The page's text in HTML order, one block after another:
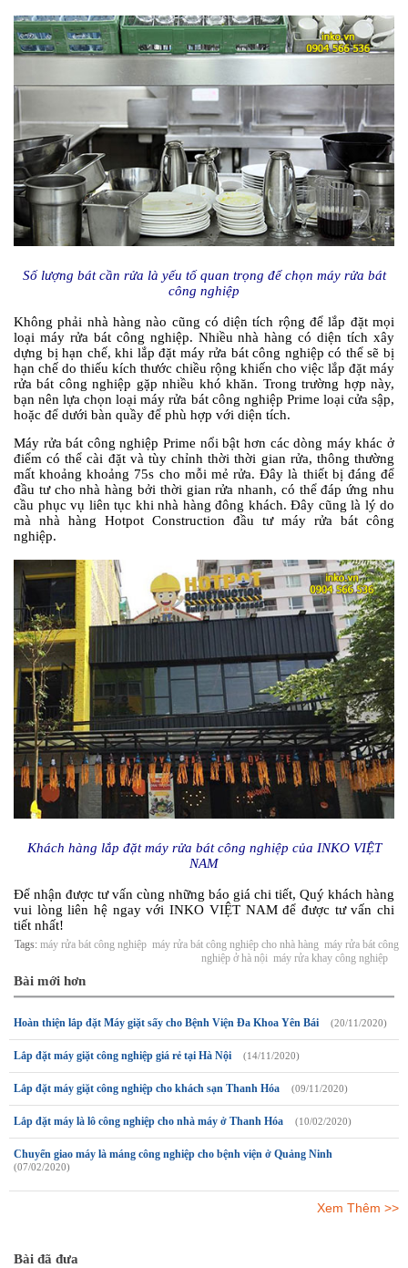
Số lượng bát cần rửa là yếu tố quan trọng để chọn máy rửa bát
công nghiệp
Không phải nhà hàng nào cũng có diện tích rộng để lắp đặt mọi
loại máy rửa bát công nghiệp. Nhiều nhà hàng có diện tích xây
dựng bị hạn chế, khi lắp đặt máy rửa bát công nghiệp có thể sẽ bị
hạn chế do thiếu kích thước chiều rộng khiến cho việc lắp đặt máy
rửa bát công nghiệp gặp nhiều khó khăn. Trong trường hợp này,
bạn nên lựa chọn loại máy rửa bát công nghiệp Prime loại cửa sập,
hoặc để dưới bàn quầy để phù hợp với diện tích.
Máy rửa bát công nghiệp Prime nổi bật hơn các dòng máy khác ở
điểm có thể cài đặt và tùy chỉnh thời thời gian rửa, thông thường
mất khoảng khoảng 75s cho mỗi mẻ rửa. Đây là thiết bị đáng để
đầu tư cho nhà hàng bởi thời gian rửa nhanh, có thể đáp ứng nhu
cầu phục vụ liên tục khi nhà hàng đông khách. Đây cũng là lý do
mà nhà hàng Hotpot Construction đầu tư máy rửa bát công
nghiệp.
Khách hàng lắp đặt máy rửa bát công nghiệp của INKO VIỆT
NAM
Để nhận được tư vấn cùng những báo giá chi tiết, Quý khách hàng
vui lòng liên hệ ngay với INKO VIỆT NAM để được tư vấn chi
tiết nhất!
Tags: máy rửa bát công nghiệp máy rửa bát công nghiệp cho nhà hàng máy rửa bát công
nghiệp ở hà nội máy rửa khay công nghiệp
Bài mới hơn
Hoàn thiện lắp đặt Máy giặt sấy cho Bệnh Viện Đa Khoa Yên Bái (20/11/2020)
Lắp đặt máy giặt công nghiệp giá rẻ tại Hà Nội (14/11/2020)
Lắp đặt máy giặt công nghiệp cho khách sạn Thanh Hóa (09/11/2020)
Lắp đặt máy là lô công nghiệp cho nhà máy ở Thanh Hóa (10/02/2020)
Chuyển giao máy là máng công nghiệp cho bệnh viện ở Quảng Ninh
(07/02/2020)
Xem Thêm >>
Bài đã đưa